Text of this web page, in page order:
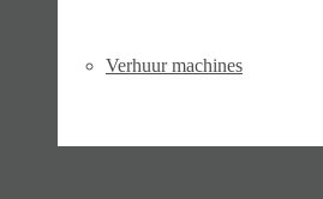
Verhuur machines